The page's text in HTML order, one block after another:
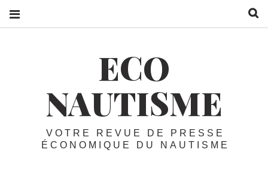
ECO
NAUTISME
VOTRE REVUE DE PRESSE
ÉCONOMIQUE DU NAUTISME